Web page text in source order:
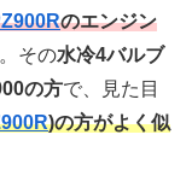
のエンジン
その水冷4バルブ
の方で、見た目
)の方がよく似